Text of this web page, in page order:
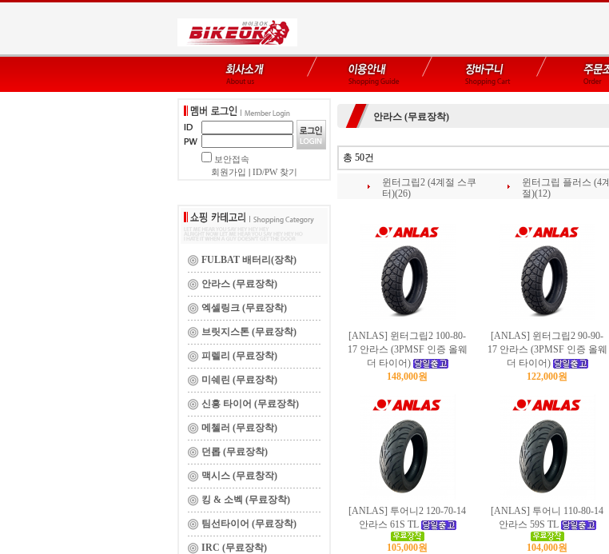
보안접속
회원가입
ID/PW 찾기
FULBAT 배터리(장착)
안라스 (무료장착)
엑셀링크 (무료장착)
브릿지스톤 (무료장착)
피렐리 (무료장착)
미쉐린 (무료장착)
신흥 타이어 (무료장착)
메첼러 (무료장착)
던롭 (무료장착)
맥시스 (무료창작)
킹 & 소벡 (무료장착)
팀선타이어 (무료장착)
IRC (무료장착)
안라스 (무료장착)
총 50건
윈터그립2 (4계절 스쿠
터)(26)
윈터그립 플러스 (4계
절)(12)
[ANLAS] 윈터그립2 100-80-
17 안라스 (3PMSF 인증 올웨
더 타이어)
148,000원
[ANLAS] 윈터그립2 90-90-
17 안라스 (3PMSF 인증 올웨
더 타이어)
122,000원
[ANLAS] 투어니2 120-70-14
안라스 61S TL
105,000원
[ANLAS] 투어니 110-80-14
안라스 59S TL
104,000원